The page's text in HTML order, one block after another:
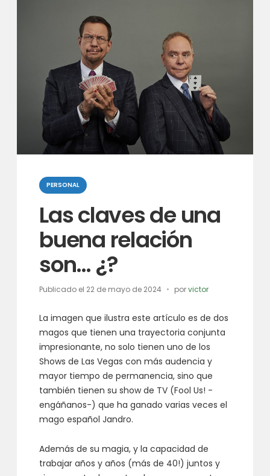
Categorias
PERSONAL
Las claves de una
buena relación
son… ¿?
Publicado el 22 de mayo de 2024 porvictor
La imagen que ilustra este artículo es de dos
magos que tienen una trayectoria conjunta
impresionante, no solo tienen uno de los
Shows de Las Vegas con más audencia y
mayor tiempo de permanencia, sino que
también tienen su show de TV (Fool Us! -
engáñanos-) que ha ganado varias veces el
mago español Jandro.
Además de su magia, y la capacidad de
trabajar años y años (más de 40!) juntos y